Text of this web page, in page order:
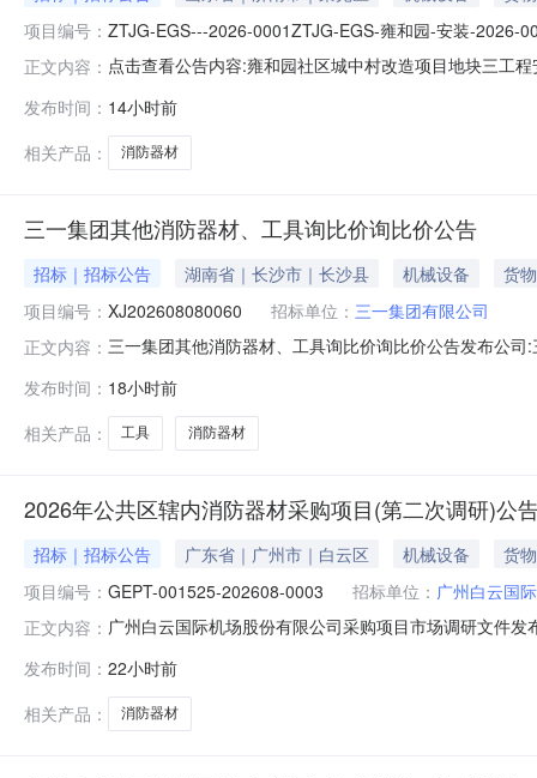
项目编号： ZTJG-EGS---2026-0001ZTJG-EGS-雍和园-安装-2026-
正文内容： 点击查看公告内容:雍和园社区城中村改造项目地块三工
发布时间： 14小时前
相关产品：
消防器材
三一集团其他消防器材、工具询比价询比价公告
招标｜招标公告 湖南省｜长沙市｜长沙县 机械设备
货物
项目编号： XJ202608080060 招标单位： 三一集团有限公司
正文内容： 三一集团其他消防器材、工具询比价询比价公告发布公
防器材、工具询比价二、投标人资格要求：1、投标单位
实后，
发布时间： 18小时前
相关产品：
工具 消防器材
2026年公共区辖内消防器材采购项目(第二次调研)公
招标｜招标公告 广东省｜广州市｜白云区 机械设备
货物
项目编号： GEPT-001525-202608-0003 招标单位： 广州白云国
正文内容： 广州白云国际机场股份有限公司采购项目市场调研文件
系，不再另行采购。2.经调研人内部组织评审，满足调
向邀请报
发布时间： 22小时前
相关产品：
消防器材